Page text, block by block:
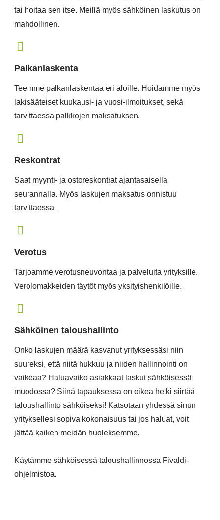
tai hoitaa sen itse. Meillä myös sähköinen laskutus on
mahdollinen.
Palkanlaskenta
Teemme palkanlaskentaa eri aloille. Hoidamme myös
lakisääteiset kuukausi- ja vuosi-ilmoitukset, sekä
tarvittaessa palkkojen maksatuksen.
Reskontrat
Saat myynti- ja ostoreskontrat ajantasaisella
seurannalla. Myös laskujen maksatus onnistuu
tarvittaessa.
Verotus
Tarjoamme verotusneuvontaa ja palveluita yrityksille.
Verolomakkeiden täytöt myös yksityishenkilöille.
Sähköinen taloushallinto
Onko laskujen määrä kasvanut yrityksessäsi niin
suureksi, että niitä hukkuu ja niiden hallinnointi on
vaikeaa? Haluavatko asiakkaat laskut sähköisessä
muodossa? Siinä tapauksessa on oikea hetki siirtää
taloushallinto sähköiseksi! Katsotaan yhdessä sinun
yrityksellesi sopiva kokonaisuus tai jos haluat, voit
jättää kaiken meidän huoleksemme.
Käytämme sähköisessä taloushallinnossa Fivaldi-
ohjelmistoa.